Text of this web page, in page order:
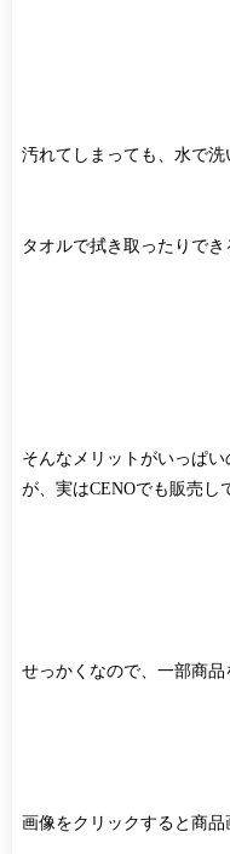
汚れてしまっても、水で洗
タオルで拭き取ったりで
そんなメリットがいっぱい
が、実はCENOでも販売し
せっかくなので、一部商品
画像をクリックすると商品